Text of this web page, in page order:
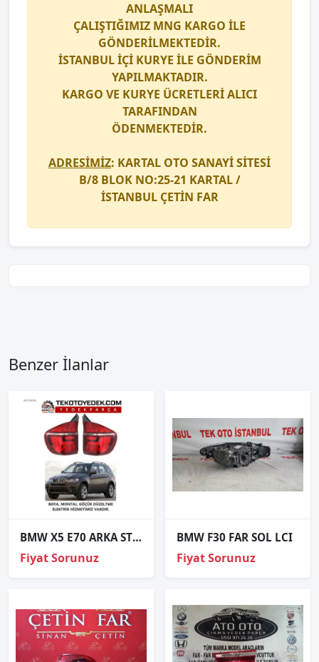
ANLAŞMALI
ÇALIŞTIĞIMIZ MNG KARGO İLE
GÖNDERİLMEKTEDİR.
İSTANBUL İÇİ KURYE İLE GÖNDERİM
YAPILMAKTADIR.
KARGO VE KURYE ÜCRETLERİ ALICI
TARAFINDAN
ÖDENMEKTEDİR.
ADRESİMİZ: KARTAL OTO SANAYİ SİTESİ
B/8 BLOK NO:25-21 KARTAL /
İSTANBUL ÇETİN FAR
Benzer İlanlar
BMW X5 E70 ARKA STOP SAĞ SOL 2011 VE ÜZERİ / KAMPANYA
Fiyat Sorunuz
BMW F30 FAR SOL LCI
Fiyat Sorunuz